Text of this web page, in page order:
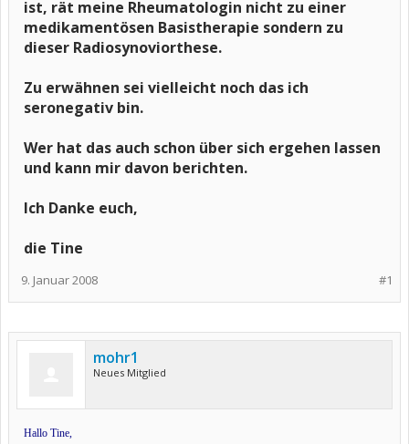
ist, rät meine Rheumatologin nicht zu einer
medikamentösen Basistherapie sondern zu
dieser Radiosynoviorthese.
Zu erwähnen sei vielleicht noch das ich
seronegativ bin.
Wer hat das auch schon über sich ergehen lassen
und kann mir davon berichten.
Ich Danke euch,
die Tine
#1
9. Januar 2008
mohr1
Neues Mitglied
Hallo Tine,